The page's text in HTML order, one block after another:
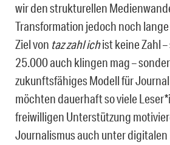
wir den strukturellen
Transformation jedoch noch
Ziel von taz zahl ichist keine Zahl
25.000 auch klingen mag –
zukunftsfähiges Modell für
möchten dauerhaft so viele
freiwilligen Unterstützung
Journalismus auch unter